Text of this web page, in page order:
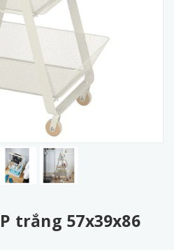
trắng 57x39x86